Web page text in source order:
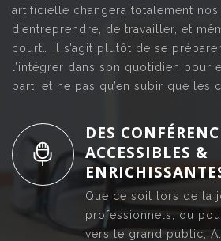
artificielle changera totalement nos
d’entreprendre, de travailler, et
court… Il s’agit plutôt de se
l’intégrer dans son quotidien pour
parti et ne pas qu’en subir que les
DES
ACCESSIBLES &
Que ce soit lors de la
professionnels, ou
vers le grand public,